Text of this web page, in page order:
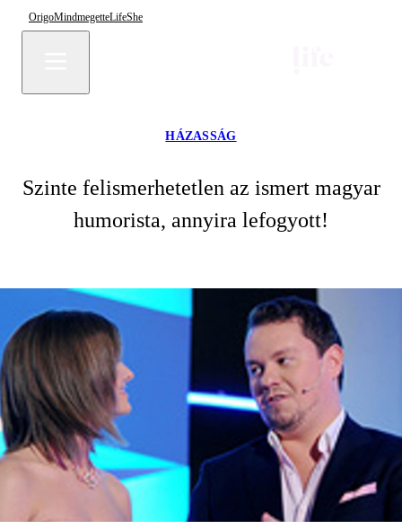
OrigoMindmegetteLifeShe
HÁZASSÁG
Szinte felismerhetetlen az ismert magyar
humorista, annyira lefogyott!